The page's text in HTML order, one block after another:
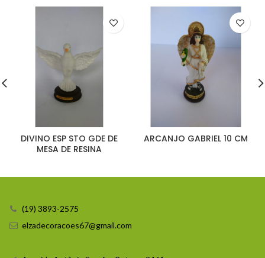
DIVINO ESP STO GDE DE
MESA DE RESINA
ARCANJO GABRIEL 10 CM
(19) 3893-2575
elzadecoracoes67@gmail.com